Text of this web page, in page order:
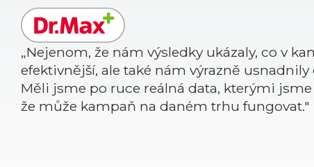
„Nejenom, že nám výsledky ukázaly, co v
efektivnější, ale také nám výrazně
Měli jsme po ruce reálná data, kterými
že může kampaň na daném trhu fungovat."